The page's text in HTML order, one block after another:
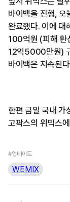
바이백을 진행,
완료했다. 이에 대
100억원 (피해
12억5000만원)
바이백은 지속된
한편 금일 국내 가
고팍스의 위믹스
#업데이트
WEMIX